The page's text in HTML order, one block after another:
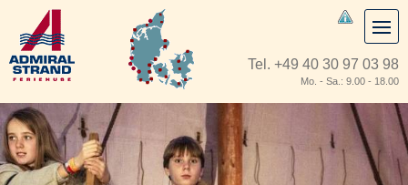
Tel. +49 40 30 97 03 98
Mo. - Sa.: 9.00 - 18.00